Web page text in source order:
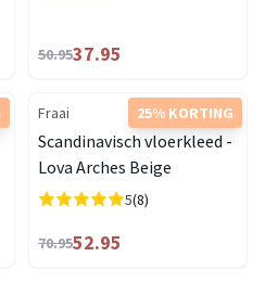
50.9537.95
25% KORTING
Fraai
Scandinavisch vloerkleed -
Lova Arches Beige
5(8)
70.9552.95